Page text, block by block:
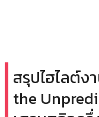
สรุปไฮไลต์ง
the